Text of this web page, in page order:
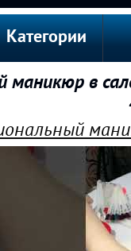
Категории
в